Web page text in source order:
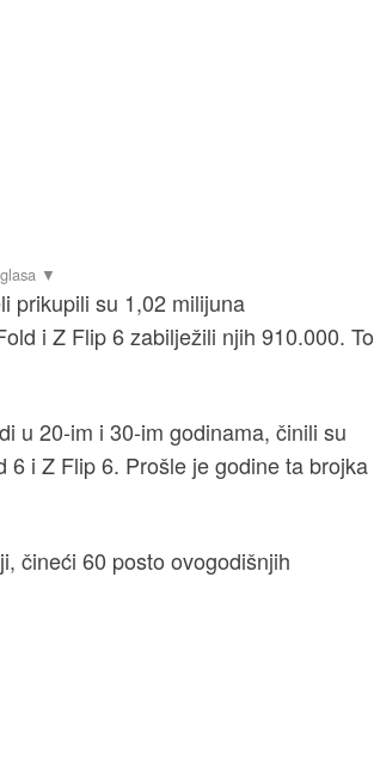
prikupili su 1,02 milijuna
i Z Flip 6 zabilježili njih 910.000. To
u 20-im i 30-im godinama, činili su
i Z Flip 6. Prošle je godine ta brojka
čineći 60 posto ovogodišnjih